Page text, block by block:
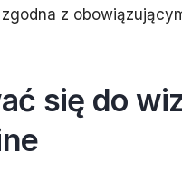
z
się do